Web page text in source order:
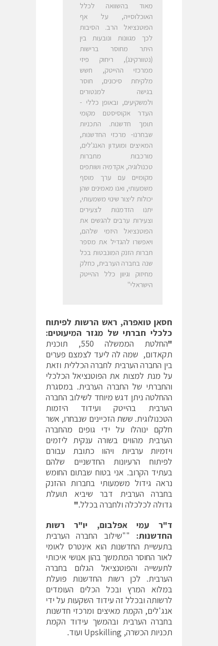
מאוד בהשוואה לכלל
האוכלוסייה, על אף
הפוטנציאל הרב. הסיבות
לכך מגוונות ונובעות בין
היתר מחוסר ברישות
(נטוורקינג), ריחוק פיזי
ממרכזי ההייטק, חשש
מלקיחת סיכונים, חוסר
בגישה למנטורים
ולמשקיעים, ובאופן כללי -
העדר אקוסיסטם מקומי
תומך חדשנות. התכניות
שבחרנו- מרכזי החדשנות,
המאיצים ומועדון האנג'לים,
מורכבות מחברות
טכנולוגיה, אקדמיה ושותפים
מקומיים עם ערך מוסף
משמעותי, ואנו מאמינים שהן
יכולות ליצור שינוי משמעותי,
יתנו הזדמנות לצעירים
וצעירות ערבים להגשים את
הפוטנציאל היזמי שלהם,
ויאפשרו להגדיל את מספר
חברות הזנק המונבטות בכל
שנה בחברה הערבית, כחלק
מחיזוק וגיוון כלל ההייטק
הישראלי"
חסאן טואפרה, ראש הרשות לפיתוח
כלכלי חברתי של מגזר המיעוטים:
"
החלטת הממשלה 550, תוכנית
תקאדום, שמה לה ליעד לצמצם פערים
בין החברה הערבית לחברה הכללית וזאת
על מנת למצות את הפוטנציאל הכלכלי
והחברתי של החברה הערבית. במסגרת
ההחלטה ניתן דגש מיוחד לשילוב החברה
הערבית בהייטק ועידוד היזמות
הטכנולוגית. ששת הזכיינים שנבחרו, אשר
חלקם ינוהלו על ידי גופים מהחברה
הערבית מהווים בשורה ענקית ליזמים
ויזמיות ערביות ויהוו כתובת עבורם
לפיתוח הרעיונות החדשניים שלהם
בעתיד הקרוב. אני בטוח שבתום החומש
נראה גידול משמעותי בחברות ההזנק
בחברה הערבית דבר שיביא תועלת
גדולה לכלכלה ולחברה בכלל."
ד"ר עמי אפלבום, יו"ר רשות
החדשנות: ""שילוב החברה הערבית
בתעשיית החדשנות הוא אינטרס לאומי
לאור החוסר המתמשך בהון אנושי איכותי
לתעשייה והפוטנציאל הגלום בחברה
הערבית. לכן רשות החדשנות פועלת
במלוא המרץ ובכל הכלים העומדים
לרשותה ובכלל זה עידוד השקעות על ידי
אנג'לים, הקמת מאיצים ומרכזי חדשנות
בחברה הערבית ובהמשך עידוד הקמת
תכניות הכשרה, Upskilling ועוד.